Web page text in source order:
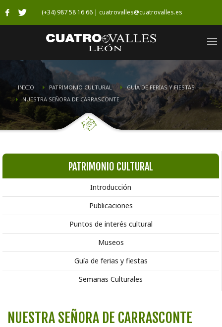
(+34) 987 58 16 66 | cuatrovalles@cuatrovalles.es
INICIO PATRIMONIO CULTURAL
GUÍA DE FERIAS Y FIESTAS
NUESTRA SEÑORA DE CARRASCONTE
PATRIMONIO CULTURAL
Introducción
Publicaciones
Puntos de interés cultural
Museos
Guía de ferias y fiestas
Semanas Culturales
NUESTRA SEÑORA DE CARRASCONTE